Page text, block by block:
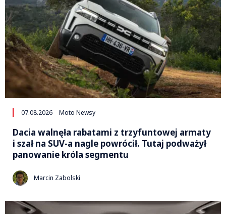
07.08.2026 Moto Newsy
Dacia walnęła rabatami z trzyfuntowej armaty
i szał na SUV-a nagle powrócił. Tutaj podważył
panowanie króla segmentu
Marcin Zabolski